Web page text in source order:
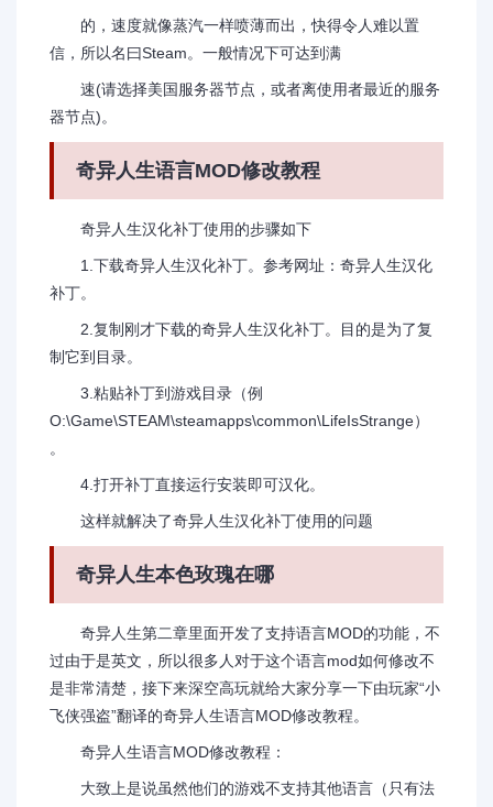
的，速度就像蒸汽一样喷薄而出，快得令人难以置
信，所以名曰Steam。一般情况下可达到满
速(请选择美国服务器节点，或者离使用者最近的服务
器节点)。
奇异人生语言MOD修改教程
奇异人生汉化补丁使用的步骤如下
1.下载奇异人生汉化补丁。参考网址：奇异人生汉化
补丁。
2.复制刚才下载的奇异人生汉化补丁。目的是为了复
制它到目录。
3.粘贴补丁到游戏目录（例
O:\Game\STEAM\steamapps\common\LifeIsStrange）
。
4.打开补丁直接运行安装即可汉化。
这样就解决了奇异人生汉化补丁使用的问题
奇异人生本色玫瑰在哪
奇异人生第二章里面开发了支持语言MOD的功能，不
过由于是英文，所以很多人对于这个语言mod如何修改不
是非常清楚，接下来深空高玩就给大家分享一下由玩家“小
飞侠强盗”翻译的奇异人生语言MOD修改教程。
奇异人生语言MOD修改教程：
大致上是说虽然他们的游戏不支持其他语言（只有法